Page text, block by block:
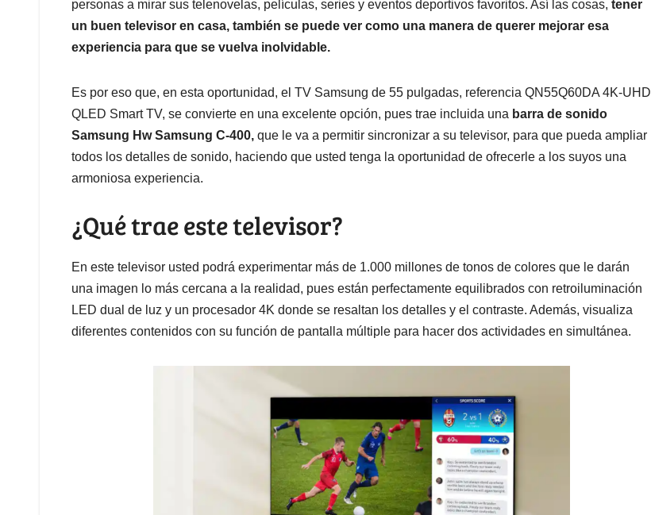
p
k
n
personas a mirar sus telenovelas, películas, series y eventos deportivos favoritos. Así las cosas, tener
un buen televisor en casa, también se puede ver como una manera de querer mejorar esa
experiencia para que se vuelva inolvidable.
Es por eso que, en esta oportunidad, el TV Samsung de 55 pulgadas, referencia QN55Q60DA 4K-UHD
QLED Smart TV, se convierte en una excelente opción, pues trae incluida una barra de sonido
Samsung Hw Samsung C-400, que le va a permitir sincronizar a su televisor, para que pueda ampliar
todos los detalles de sonido, haciendo que usted tenga la oportunidad de ofrecerle a los suyos una
armoniosa experiencia.
¿Qué trae este televisor?
En este televisor usted podrá experimentar más de 1.000 millones de tonos de colores que le darán
una imagen lo más cercana a la realidad, pues están perfectamente equilibrados con retroiluminación
LED dual de luz y un procesador 4K donde se resaltan los detalles y el contraste. Además, visualiza
diferentes contenidos con su función de pantalla múltiple para hacer dos actividades en simultánea.